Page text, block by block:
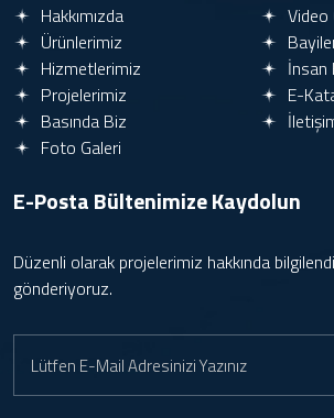
Hakkımızda
Ürünlerimiz
Hizmetlerimiz
Projelerimiz
Basında Biz
Foto Galeri
Video
İnsan
E-
E-Posta BültenimizeKaydolun
Düzenli olarak projelerimiz hakkında
gönderiyoruz.